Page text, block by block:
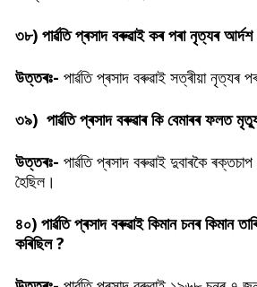
৩৮) পাৰ্ৱতি প্ৰসাদ বৰুৱাই কৰ পৰা নৃত্যৰ
উত্তৰঃ- পাৰ্ৱতি প্ৰসাদ বৰুৱাই সত্ৰীয়া নৃত্যৰ
৩৯) পাৰ্ৱতি প্ৰসাদ বৰুৱাৰ কি বেমাৰৰ ফলত
উত্তৰঃ- পাৰ্ৱতি প্ৰসাদ বৰুৱাই দুবাৰকৈ
হৈছিল।
৪০) পাৰ্ৱতি প্ৰসাদ বৰুৱাই কিমান চনৰ কিমান
কৰিছিল ?